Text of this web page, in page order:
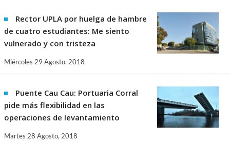
Rector UPLA por huelga de hambre
de cuatro estudiantes: Me siento
vulnerado y con tristeza
Miércoles 29 Agosto, 2018
Puente Cau Cau: Portuaria Corral
pide más flexibilidad en las
operaciones de levantamiento
Martes 28 Agosto, 2018